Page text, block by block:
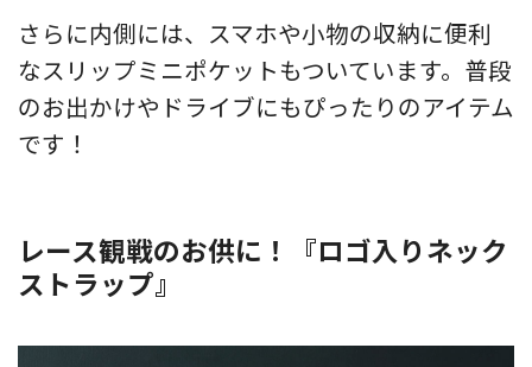
さらに内側には、スマホや小物の収納に便利
なスリップミニポケットもついています。普段
のお出かけやドライブにもぴったりのアイテム
です！
レース観戦のお供に！『ロゴ入りネック
ストラップ』